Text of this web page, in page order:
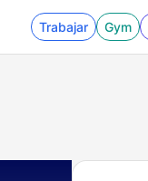
Trabajar Gym